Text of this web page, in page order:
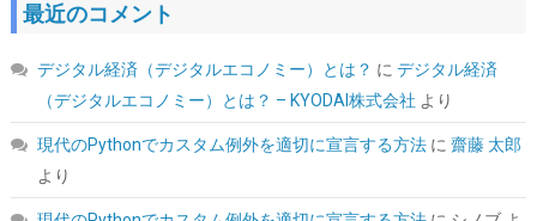
最近のコメント
デジタル経済（デジタルエコノミー）とは？ に デジタル経済
（デジタルエコノミー）とは？ – KYODAI株式会社 より
現代のPythonでカスタム例外を適切に宣言する方法に 齋藤 太郎
より